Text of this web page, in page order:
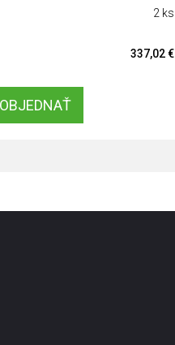
2 ks
337,02 €
OBJEDNAŤ